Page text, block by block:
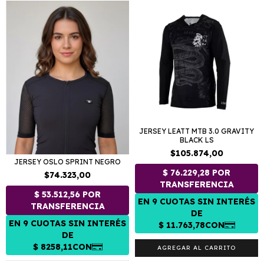
JERSEY OSLO SPRINT NEGRO
$74.323,00
JERSEY LEATT MTB 3.0 GRAVITY
BLACK LS
$105.874,00
AGREGAR AL CARRITO